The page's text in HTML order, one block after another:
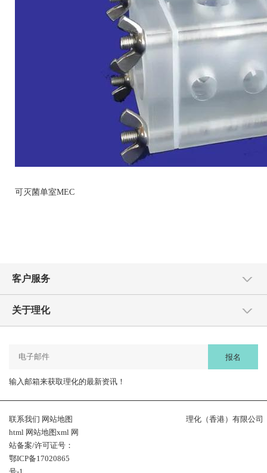
可灭菌单室MEC
客户服务
关于理化
报名
输入邮箱来获取理化的最新资讯！
联系我们 网站地图
html 网站地图xml 网
站备案/许可证号：
鄂ICP备17020865
理化（香港）有限公司